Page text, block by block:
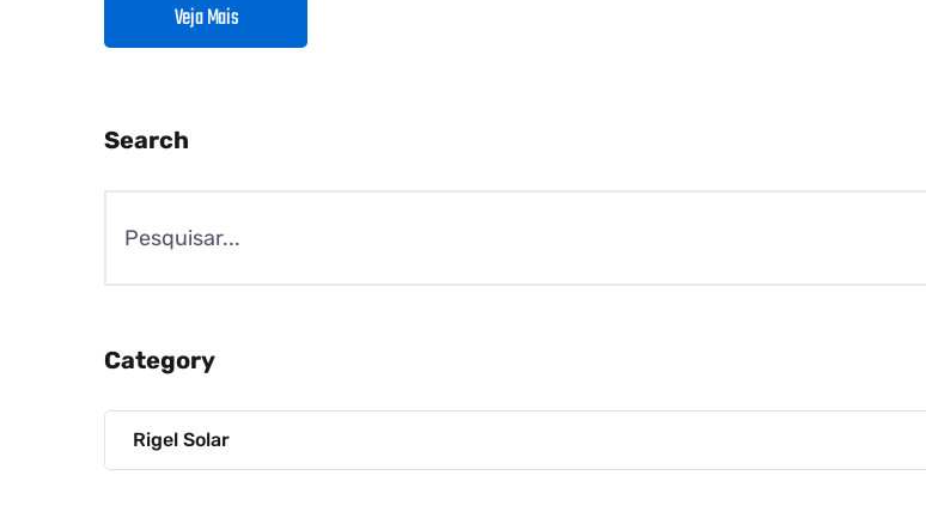
Veja Mais
Search
Category
Rigel Solar